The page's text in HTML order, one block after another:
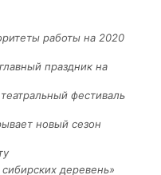
работы на 2020
праздник на
фестиваль
новый сезон
деревень»